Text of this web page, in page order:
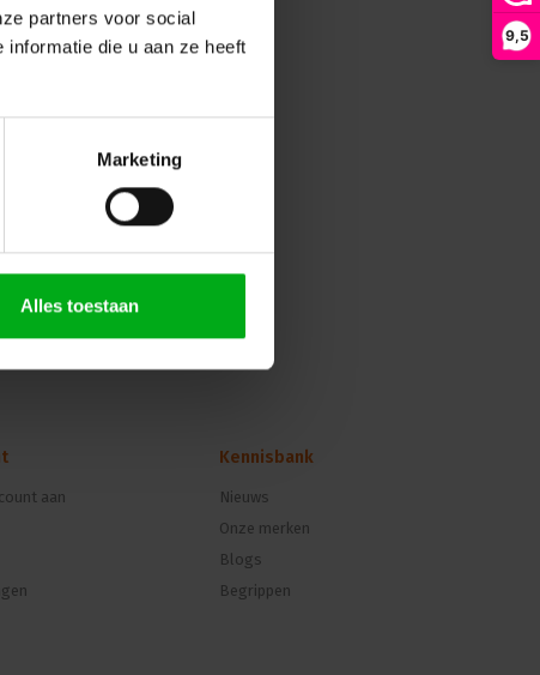
partners voor social
die u aan ze heeft
Marketing
Alles toestaan
9,5
aan
Kennisbank
Nieuws
Onze merken
Blogs
Begrippen